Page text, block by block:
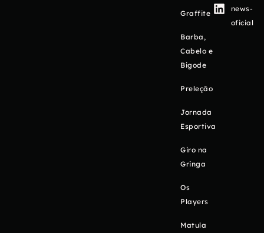
Graffite
Barba,
Cabelo e
Bigode
Preleção
Jornada
Esportiva
Giro na
Gringa
Os
Players
Matula
news-
oficial